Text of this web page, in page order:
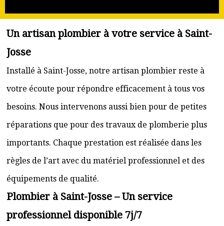
Un artisan plombier à votre service à Saint-
Josse
Installé à Saint-Josse, notre artisan plombier reste à
votre écoute pour répondre efficacement à tous vos
besoins. Nous intervenons aussi bien pour de petites
réparations que pour des travaux de plomberie plus
importants. Chaque prestation est réalisée dans les
règles de l’art avec du matériel professionnel et des
équipements de qualité.
Plombier à Saint-Josse – Un service
professionnel disponible 7j/7